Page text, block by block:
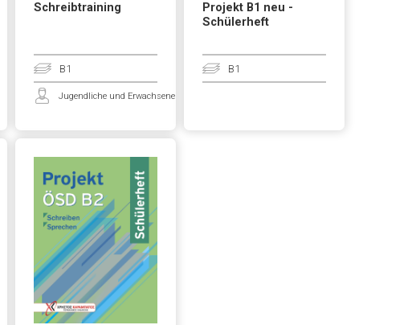
Schreibtraining
B1
Jugendliche und Erwachsene
Projekt B1 neu -
Schülerheft
B1